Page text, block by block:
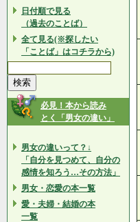
日付順で見る
（過去のことば）
全て見る(※探したい
「ことば」はコチラから)
必見！本から読み
とく「男女の違い」
男女の違いって？↓
「自分を見つめて、自分の
感情を知ろう…その方法」
男女・恋愛の本一覧
愛・夫婦・結婚の本
一覧